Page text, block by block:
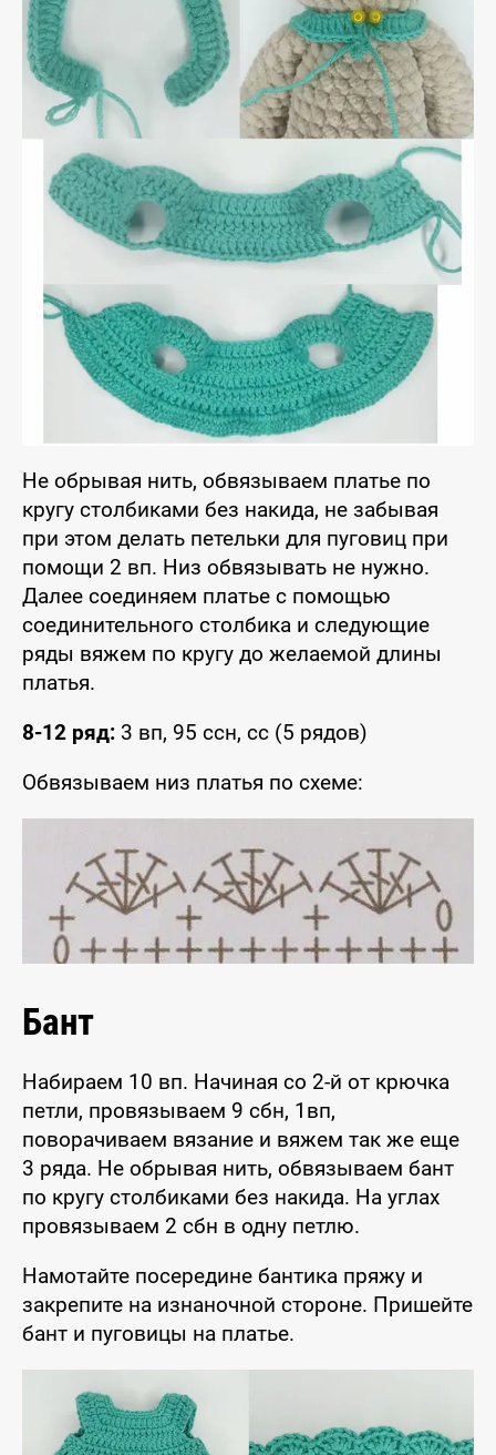
Не обрывая нить, обвязываем платье по
кругу столбиками без накида, не забывая
при этом делать петельки для пуговиц при
помощи 2 вп. Низ обвязывать не нужно.
Далее соединяем платье с помощью
соединительного столбика и следующие
ряды вяжем по кругу до желаемой длины
платья.
8-12 ряд: 3 вп, 95 ссн, сс (5 рядов)
Обвязываем низ платья по схеме:
Бант
Набираем 10 вп. Начиная со 2-й от крючка
петли, провязываем 9 сбн, 1вп,
поворачиваем вязание и вяжем так же еще
3 ряда. Не обрывая нить, обвязываем бант
по кругу столбиками без накида. На углах
провязываем 2 сбн в одну петлю.
Намотайте посередине бантика пряжу и
закрепите на изнаночной стороне. Пришейте
бант и пуговицы на платье.